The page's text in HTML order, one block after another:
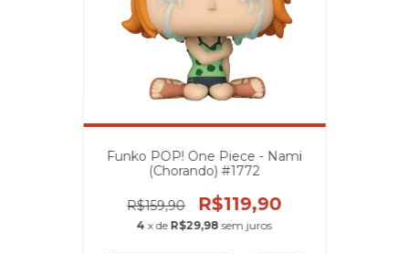
Funko POP! One Piece - Nami
(Chorando) #1772
R$159,90 R$119,90
4 x de R$29,98 sem juros